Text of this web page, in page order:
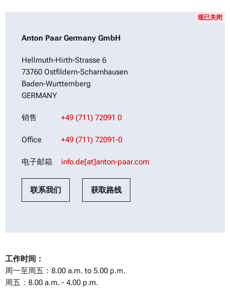
Anton Paar Germany GmbH
Hellmuth-Hirth-Strasse 6
73760 Ostfildern-Scharnhausen
Baden-Wurttemberg
GERMANY
销售 +49 (711) 72091 0
Office +49 (711) 72091-0
电子邮箱 info.de[at]anton-paar.com
联系我们 获取路线
现已关闭
工作时间：
周一至周五：8.00 a.m. to 5.00 p.m.
周五：8.00 a.m. - 4.00 p.m.